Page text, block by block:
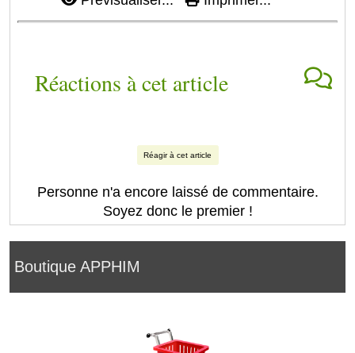
Boutique APPHIM
Réactions à cet article
Réagir à cet article
Personne n'a encore laissé de commentaire.
Soyez donc le premier !